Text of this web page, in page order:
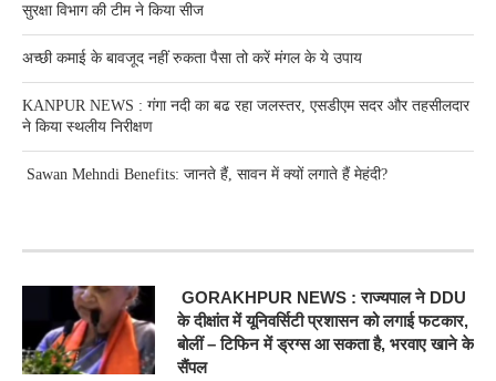
सुरक्षा विभाग की टीम ने किया सीज
अच्छी कमाई के बावजूद नहीं रुकता पैसा तो करें मंगल के ये उपाय
KANPUR NEWS : गंगा नदी का बढ रहा जलस्तर, एसडीएम सदर और तहसीलदार
ने किया स्थलीय निरीक्षण
Sawan Mehndi Benefits: जानते हैं, सावन में क्यों लगाते हैं मेहंदी?
GORAKHPUR NEWS : राज्यपाल ने DDU
के दीक्षांत में यूनिवर्सिटी प्रशासन को लगाई फटकार,
बोलीं – टिफिन में ड्रग्स आ सकता है, भरवाए खाने के
सैंपल